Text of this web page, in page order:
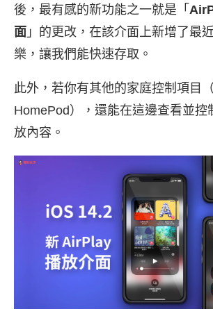
後，最有感的新功能之一就是「
面 」的更改，在該介面上新增了最
樂，讓我們能快速存取。
此外，若你有其他的家庭控制項目（
HomePod），還能在這邊查看並控
放內容。